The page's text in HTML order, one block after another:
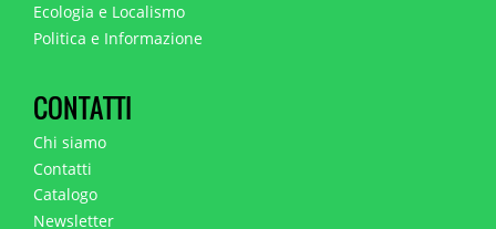
Ecologia e Localismo
Politica e Informazione
CONTATTI
Chi siamo
Contatti
Catalogo
Newsletter